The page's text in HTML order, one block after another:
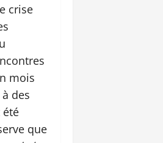
crise
mois
des
que